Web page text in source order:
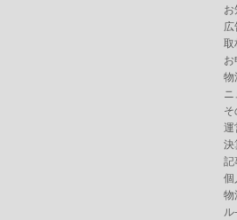
取
物
運
決
記
個
物
ル-